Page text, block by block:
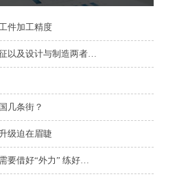
件加工精度
以及设计与制造两者…
几条街？
级迫在眉睫
要借好“外力” 练好…